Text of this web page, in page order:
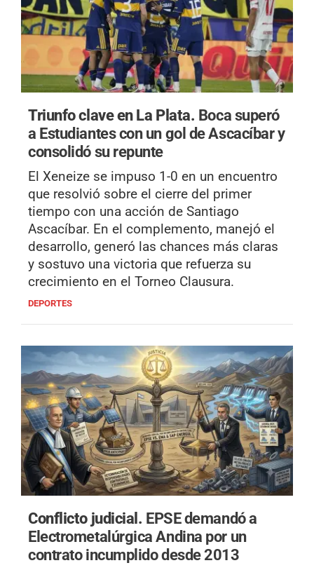
Triunfo clave en La Plata. Boca superó
a Estudiantes con un gol de Ascacíbar y
consolidó su repunte
El Xeneize se impuso 1-0 en un encuentro
que resolvió sobre el cierre del primer
tiempo con una acción de Santiago
Ascacíbar. En el complemento, manejó el
desarrollo, generó las chances más claras
y sostuvo una victoria que refuerza su
crecimiento en el Torneo Clausura.
DEPORTES
Conflicto judicial. EPSE demandó a
Electrometalúrgica Andina por un
contrato incumplido desde 2013